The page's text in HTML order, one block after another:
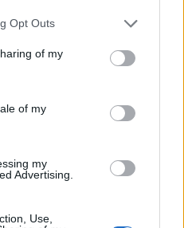
Opt Outs
of my
of my
my
Advertising.
Use,
presto le muore
ha avuto da Janu e
tutte le speranze
che,
E ANALISI
Nedda
periodo
l'autore tratta temi